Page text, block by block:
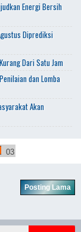
Energi Bersih
Diprediksi
Dari Satu Jam
dan Lomba
Akan
03
Posting Lama